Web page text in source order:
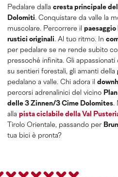
Pedalare dalla cresta principale
Dolomiti. Conquistare da valle la
muscolare. Percorrere il
rustici originali. Al tuo ritmo. In
per pedalare se ne rende subito
pressoché infinita. Gli
su sentieri forestali, gli amanti della
pedalano a valle. Chi adora il
percorsi adrenalinici del vicino
delle 3 Zinnen/3 Cime Dolomites.
alla pista ciclabile della Val
Tirolo Orientale, passando per
tua bici è pronta?